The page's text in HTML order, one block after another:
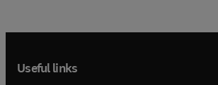
Useful links